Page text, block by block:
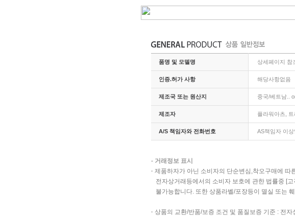
품명 및 모델명 상세페이지 참
인증.허가 사항 해당사항없음
제조국 또는 원산지 중국/베트남..
제조자 플라워아츠, 트
A/S 책임자와 전화번호 AS책임자 이
- 거래정보 표시
· 제품하자가 아닌 소비자의 단순변심,착오구매에 따
전자상거래등에서의 소비자 보호에 관한 법률중 [
불가능합니다. 또한 상품라벨/포장등이 멸실 또는
· 상품의 교환/반품/보증 조건 및 품질보증 기준 : 전